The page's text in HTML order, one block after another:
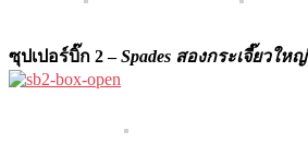
ซุปเปอร์บิ๊ก 2 –Spades สองกระเจี๊ยวใหญ่